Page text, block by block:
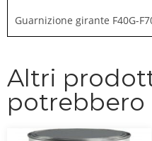
Guarnizione girante F40G-
Altri
potrebbero